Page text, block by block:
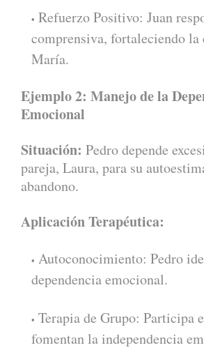
Refuerzo Positivo: Juan
comprensiva, fortaleciendo la
María.
Ejemplo 2: Manejo de la
Emocional
Situación: Pedro depende
pareja, Laura, para su
abandono.
Aplicación Terapéutica:
Autoconocimiento: Pedro
dependencia emocional.
Terapia de Grupo: Participa
fomentan la independencia